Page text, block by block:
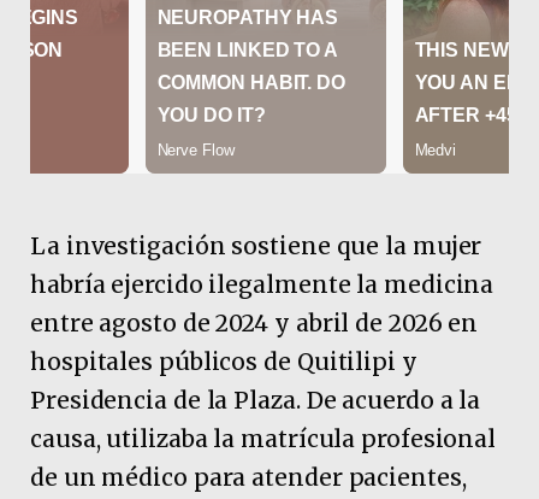
La investigación sostiene que la mujer
habría ejercido ilegalmente la medicina
entre agosto de 2024 y abril de 2026 en
hospitales públicos de Quitilipi y
Presidencia de la Plaza. De acuerdo a la
causa, utilizaba la matrícula profesional
de un médico para atender pacientes,